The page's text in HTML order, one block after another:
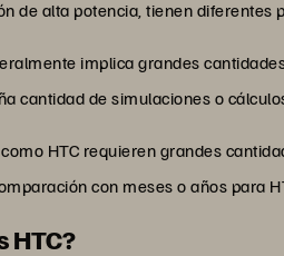
de alta potencia, tienen diferentes
implica grandes
cantidad de simulaciones o
HTC requieren grandes
con meses o años para
HTC?